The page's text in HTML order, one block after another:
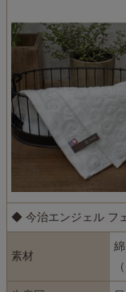
◆ 今治エンジェル フ
素材